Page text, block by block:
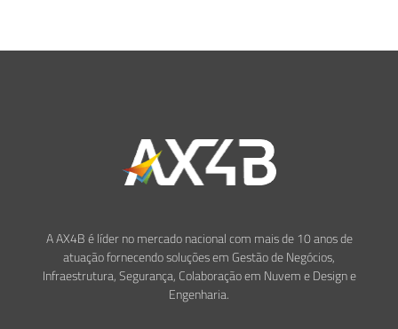
A AX4B é líder no mercado nacional com mais de 10 anos de
atuação fornecendo soluções em Gestão de Negócios,
Infraestrutura, Segurança, Colaboração em Nuvem e Design e
Engenharia.